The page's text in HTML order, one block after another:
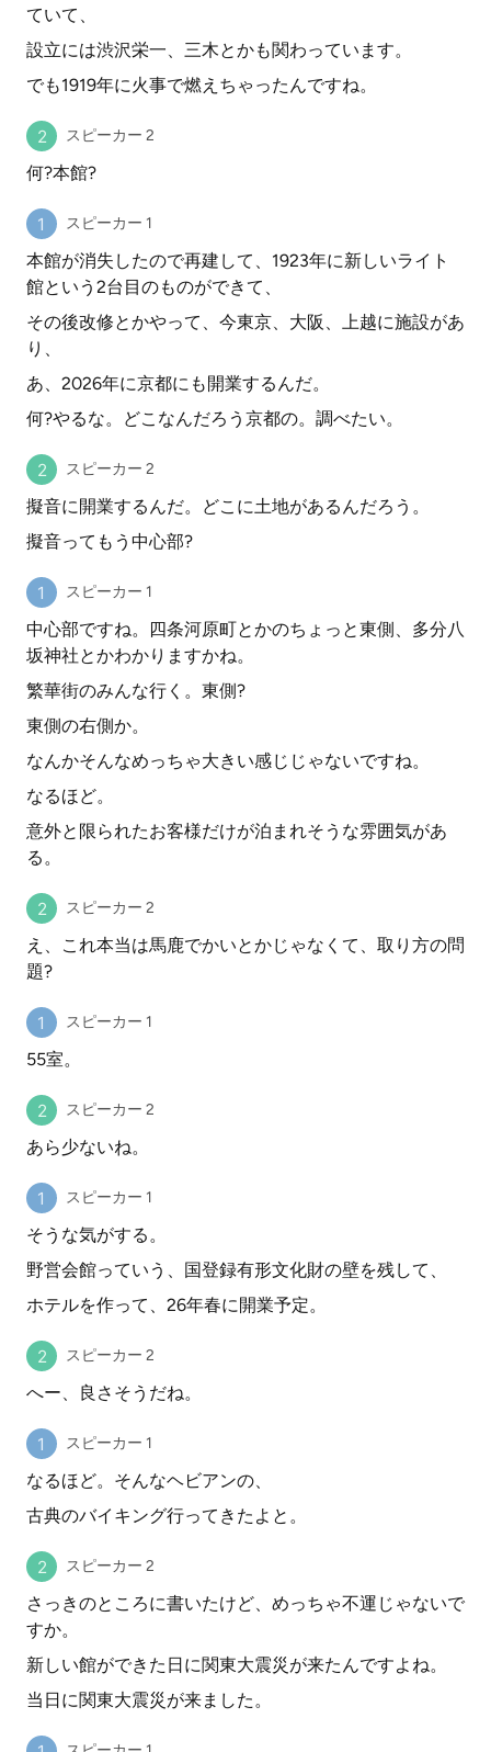
ていて、
設立には渋沢栄一、三木とかも関わっています。
でも1919年に火事で燃えちゃったんですね。
スピーカー 2
何?本館?
スピーカー 1
本館が消失したので再建して、1923年に新しいライト
館という2台目のものができて、
その後改修とかやって、今東京、大阪、上越に施設があ
り、
あ、2026年に京都にも開業するんだ。
何?やるな。どこなんだろう京都の。調べたい。
スピーカー 2
擬音に開業するんだ。どこに土地があるんだろう。
擬音ってもう中心部?
スピーカー 1
中心部ですね。四条河原町とかのちょっと東側、多分八
坂神社とかわかりますかね。
繁華街のみんな行く。東側?
東側の右側か。
なんかそんなめっちゃ大きい感じじゃないですね。
なるほど。
意外と限られたお客様だけが泊まれそうな雰囲気があ
る。
スピーカー 2
え、これ本当は馬鹿でかいとかじゃなくて、取り方の問
題?
スピーカー 1
55室。
スピーカー 2
あら少ないね。
スピーカー 1
そうな気がする。
野営会館っていう、国登録有形文化財の壁を残して、
ホテルを作って、26年春に開業予定。
スピーカー 2
へー、良さそうだね。
スピーカー 1
なるほど。そんなヘビアンの、
古典のバイキング行ってきたよと。
スピーカー 2
さっきのところに書いたけど、めっちゃ不運じゃないで
すか。
新しい館ができた日に関東大震災が来たんですよね。
当日に関東大震災が来ました。